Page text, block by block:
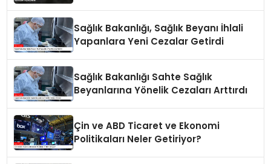
Sağlık Bakanlığı, Sağlık Beyanı İhlali
Yapanlara Yeni Cezalar Getirdi
Sağlık Bakanlığı Sahte Sağlık
Beyanlarına Yönelik Cezaları Arttırdı
Çin ve ABD Ticaret ve Ekonomi
Politikaları Neler Getiriyor?